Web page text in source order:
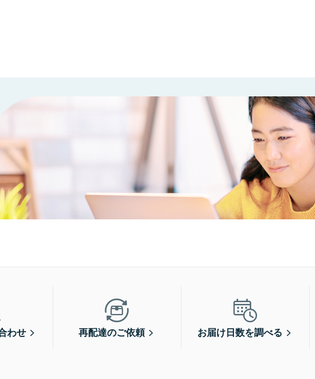
わせ 再配達のご依頼 お届け日数を調べる